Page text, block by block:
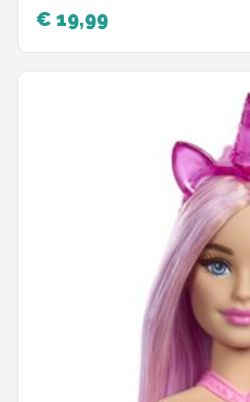
€ 19,99